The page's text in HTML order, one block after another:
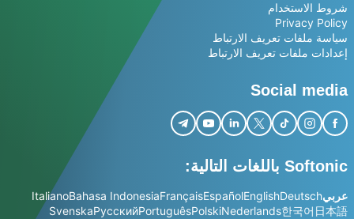
شروط الاستخدام
Privacy Policy
سياسة ملفات تعريف الارتباط
إعدادات ملفات تعريف الارتباط
Social media
Softonic باللغات التالية:
عربيDeutsch
English
Español
Français
Bahasa Indonesia
Italiano
日本語
한국어
Nederlands
Polski
Português
Русский
Svenska